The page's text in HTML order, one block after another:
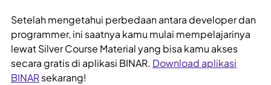
Setelah mengetahui perbedaan antara developer dan
programmer, ini saatnya kamu mulai mempelajarinya
lewat Silver Course Material yang bisa kamu akses
secara gratis di aplikasi BINAR. Download aplikasi
BINARsekarang!